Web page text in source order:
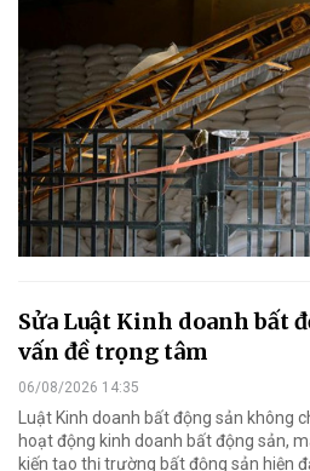
Sửa Luật Kinh doanh bất
vấn đề trọng tâm
06/08/2026 14:35
Luật Kinh doanh bất động sản không
hoạt động kinh doanh bất động sản,
kiến tạo thị trường bất động sản hiện